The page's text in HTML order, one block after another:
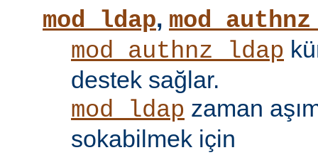
mod_ldap,
mod_authnz_ldap
destek sağlar.
mod_ldap zaman
sokabilmek için